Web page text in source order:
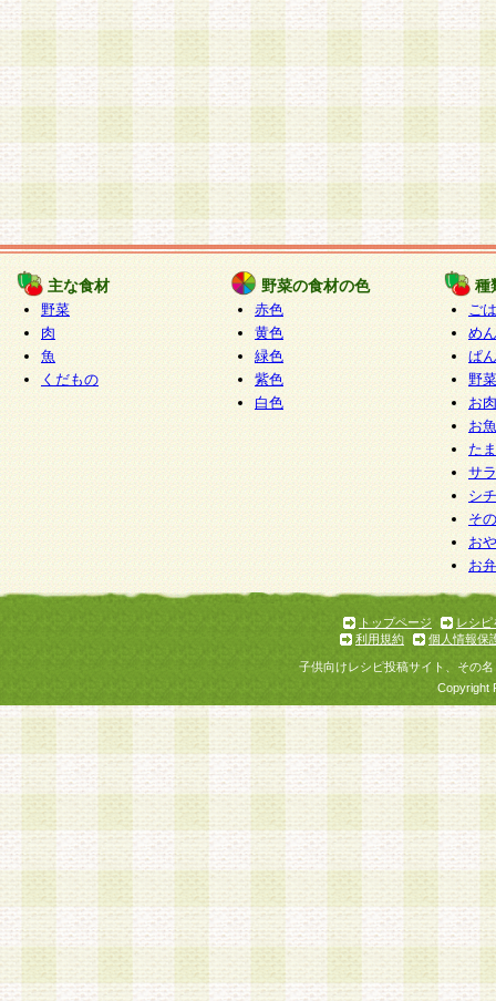
主な食材
野菜
肉
魚
くだもの
野菜の食材の色
赤色
黄色
緑色
紫色
白色
種
ご
めん
ぱん
野
お
お
た
サ
シ
そ
お
お
トップページ
レシピ
利用規約
個人情報保
子供向けレシピ投稿サイト、その
Copyright